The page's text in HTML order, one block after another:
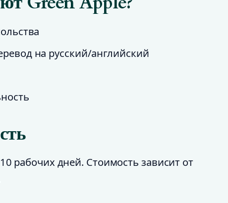
на русский/английский
рабочих дней. Стоимость зависит от